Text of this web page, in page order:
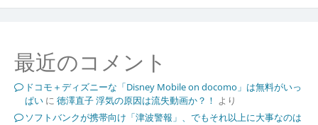
最近のコメント
ドコモ＋ディズニーな「Disney Mobile on docomo」は無料がいっ
ぱいに 徳澤直子 浮気の原因は流失動画か？！ より
ソフトバンクが携帯向け「津波警報」、でもそれ以上に大事なのは